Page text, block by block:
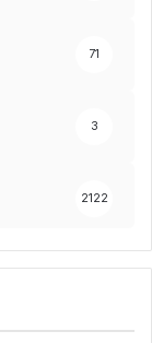
71
3
2122